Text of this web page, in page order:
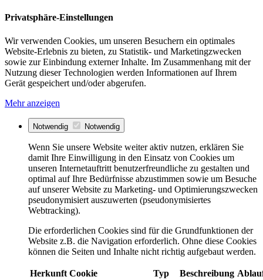
Privatsphäre-Einstellungen
Wir verwenden Cookies, um unseren Besuchern ein optimales
Website-Erlebnis zu bieten, zu Statistik- und Marketingzwecken
sowie zur Einbindung externer Inhalte. Im Zusammenhang mit der
Nutzung dieser Technologien werden Informationen auf Ihrem
Gerät gespeichert und/oder abgerufen.
Mehr anzeigen
Notwendig Notwendig
Wenn Sie unsere Website weiter aktiv nutzen, erklären Sie
damit Ihre Einwilligung in den Einsatz von Cookies um
unseren Internetauftritt benutzerfreundliche zu gestalten und
optimal auf Ihre Bedürfnisse abzustimmen sowie um Besuche
auf unserer Website zu Marketing- und Optimierungszwecken
pseudonymisiert auszuwerten (pseudonymisiertes
Webtracking).
Die erforderlichen Cookies sind für die Grundfunktionen der
Website z.B. die Navigation erforderlich. Ohne diese Cookies
können die Seiten und Inhalte nicht richtig aufgebaut werden.
Herkunft Cookie Typ Beschreibung